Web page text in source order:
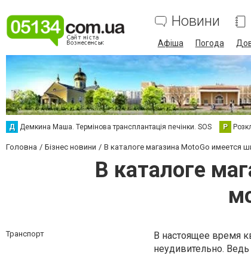
Новини
Афіша Погода
Д Демкина Маша. Термінова трансплантація печінки. SOS Р
Головна Бізнес новини В каталоге магазина MotoGo имеется
В каталоге
Транспорт
В настоящее время
неудивительно.